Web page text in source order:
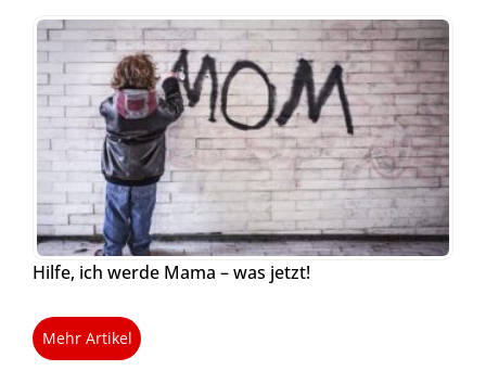
Hilfe, ich werde Mama – was jetzt!
Mehr Artikel